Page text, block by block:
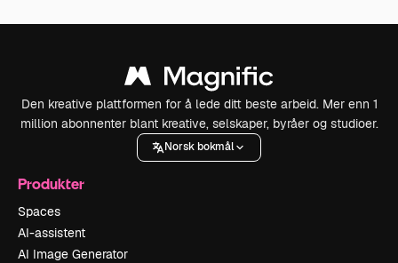
Den kreative plattformen for å lede ditt beste arbeid. Mer enn 1
million abonnenter blant kreative, selskaper, byråer og studioer.
Norsk bokmål
Produkter
Spaces
AI-assistent
AI Image Generator